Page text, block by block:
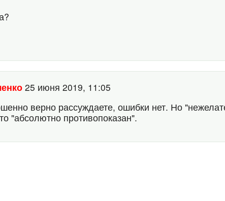
25 июня 2019, 11:05
верно рассуждаете, ошибки нет. Но
"абсолютно противопоказан".